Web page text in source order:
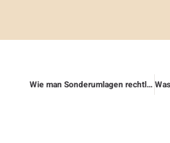
Wie man Sonderumlagen rechtlich prüfen lässt